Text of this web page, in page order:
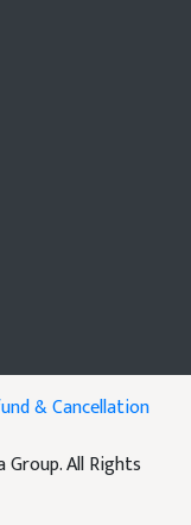
& Cancellation
All Rights